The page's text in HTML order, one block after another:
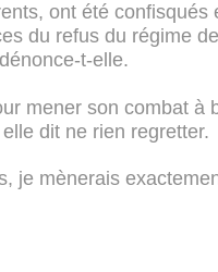
ont été confisqués
du refus du régime
t-elle.
mener son combat à
dit ne rien regretter.
je mènerais